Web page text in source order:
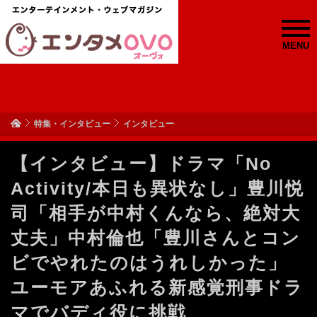
MENU
特集・インタビュー インタビュー
【インタビュー】ドラマ「No
Activity/本日も異状なし」豊川悦
司「相手が中村くんなら、絶対大
丈夫」中村倫也「豊川さんとコン
ビでやれたのはうれしかった」
ユーモアあふれる新感覚刑事ドラ
マでバディ役に挑戦